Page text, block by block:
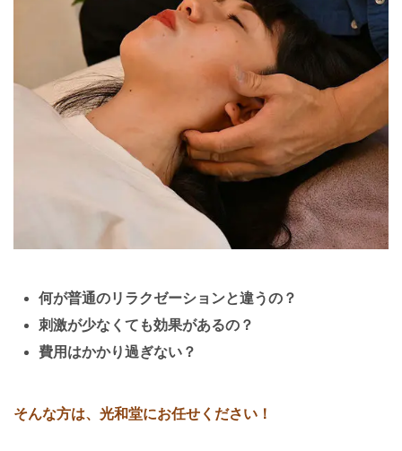
何が普通のリラクゼーションと違うの？
刺激が少なくても効果があるの？
費用はかかり過ぎない？
そんな方は、光和堂にお任せください！